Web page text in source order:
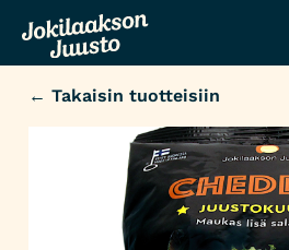
← Takaisin tuotteisiin